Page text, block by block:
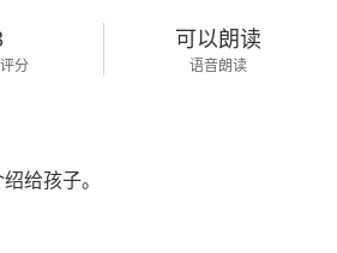
分
可以朗读
语音朗读
给孩子。